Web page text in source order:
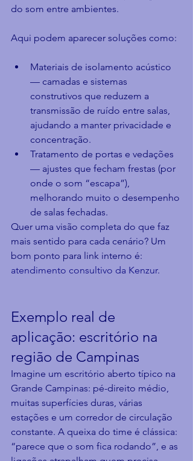
do som entre ambientes.
Aqui podem aparecer soluções como:
Materiais de isolamento acústico
— camadas e sistemas
construtivos que reduzem a
transmissão de ruído entre salas,
ajudando a manter privacidade e
concentração.
Tratamento de portas e vedações
— ajustes que fecham frestas (por
onde o som “escapa”),
melhorando muito o desempenho
de salas fechadas.
Quer uma visão completa do que faz
mais sentido para cada cenário? Um
bom ponto para link interno é:
atendimento consultivo da Kenzur.
Exemplo real de
aplicação: escritório na
região de Campinas
Imagine um escritório aberto típico na
Grande Campinas: pé-direito médio,
muitas superfícies duras, várias
estações e um corredor de circulação
constante. A queixa do time é clássica:
“parece que o som fica rodando”, e as